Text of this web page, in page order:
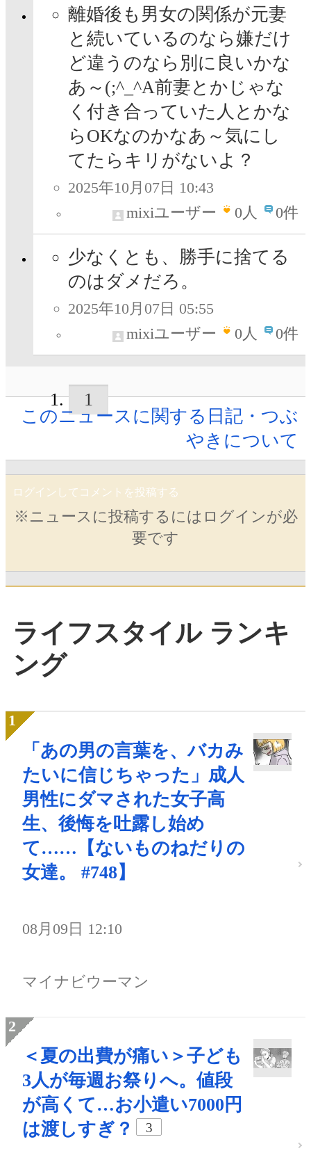
離婚後も男女の関係が元妻
と続いているのなら嫌だけ
ど違うのなら別に良いかな
あ～(;^_^A前妻とかじゃな
く付き合っていた人とかな
らOKなのかなあ～気にし
てたらキリがないよ？
2025年10月07日 10:43
mixiユーザー
0人 0件
少なくとも、勝手に捨てる
のはダメだろ。
2025年10月07日 05:55
mixiユーザー
0人 0件
1
このニュースに関する日記・つぶ
やきについて
ログインしてコメントを投稿する
※ニュースに投稿するにはログインが必
要です
ライフスタイル ランキ
ング
「あの男の言葉を、バカみ
たいに信じちゃった」成人
男性にダマされた女子高
生、後悔を吐露し始め
て……【ないものねだりの
女達。 #748】
08月09日 12:10
マイナビウーマン
＜夏の出費が痛い＞子ども
3人が毎週お祭りへ。値段
が高くて…お小遣い7000円
は渡しすぎ？
3